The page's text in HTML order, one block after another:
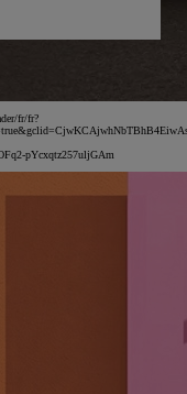
fr/fr?
pYcxqtz257uljGAm